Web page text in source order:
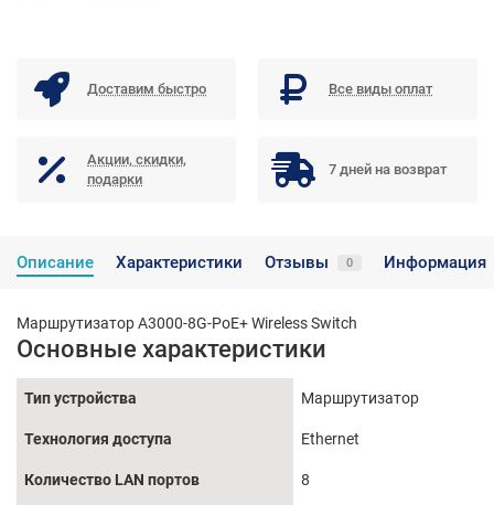
Доставим быстро Все виды оплат
Акции, скидки,
подарки
7 дней на возврат
Описание Характеристики Отзывы 0 Информация
Маршрутизатор A3000-8G-PoE+ Wireless Switch
Основные характеристики
Тип устройства Маршрутизатор
Технология доступа Ethernet
Количество LAN портов 8